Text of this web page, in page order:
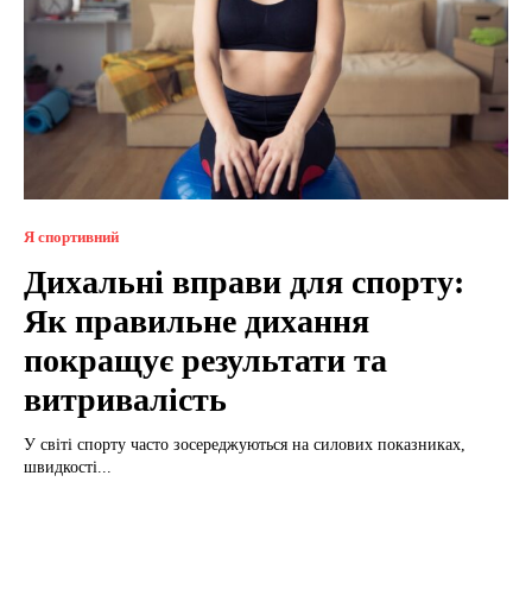
Я спортивний
Дихальні вправи для спорту:
Як правильне дихання
покращує результати та
витривалість
У світі спорту часто зосереджуються на силових показниках,
швидкості...